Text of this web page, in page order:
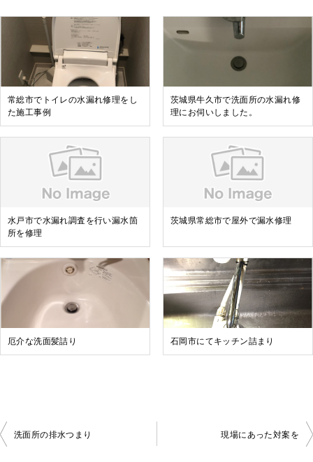
常総市でトイレの水漏れ修理をし
た施工事例
茨城県牛久市で洗面所の水漏れ修
理にお伺いしました。
水戸市で水漏れ調査を行い漏水箇
所を修理
茨城県常総市で屋外で漏水修理
厄介な洗面髪詰り 石岡市にてキッチン詰まり
洗面所の排水つまり 現場にあった対案を